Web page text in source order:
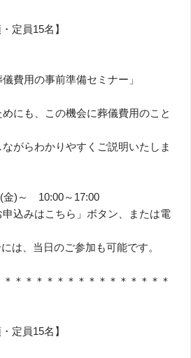
定員15名】
費用の事前準備セミナー」
にも、この機会に葬儀費用のこと
がらわかりやすくご説明いたしま
金)～ 10:00～17:00
込みはこちら」ボタン、または電
は、当日のご参加も可能です。
＊＊＊＊＊＊＊＊＊＊＊＊＊＊＊
定員15名】